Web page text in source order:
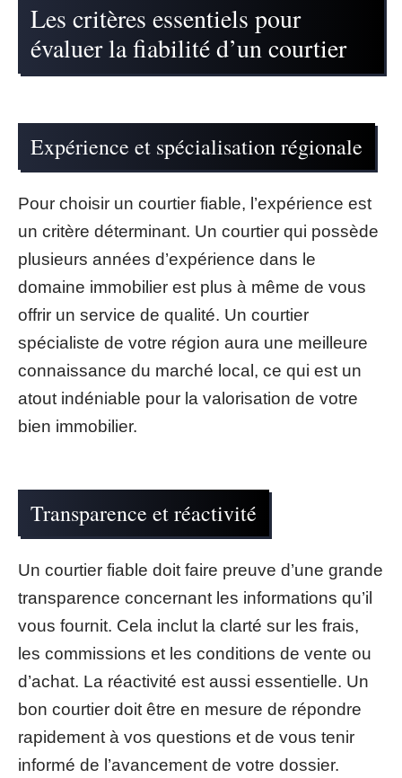
Les critères essentiels pour
évaluer la fiabilité d’un courtier
Expérience et spécialisation régionale
Pour choisir un courtier fiable, l’expérience est
un critère déterminant. Un courtier qui possède
plusieurs années d’expérience dans le
domaine immobilier est plus à même de vous
offrir un service de qualité. Un courtier
spécialiste de votre région aura une meilleure
connaissance du marché local, ce qui est un
atout indéniable pour la valorisation de votre
bien immobilier.
Transparence et réactivité
Un courtier fiable doit faire preuve d’une grande
transparence concernant les informations qu’il
vous fournit. Cela inclut la clarté sur les frais,
les commissions et les conditions de vente ou
d’achat. La réactivité est aussi essentielle. Un
bon courtier doit être en mesure de répondre
rapidement à vos questions et de vous tenir
informé de l’avancement de votre dossier.